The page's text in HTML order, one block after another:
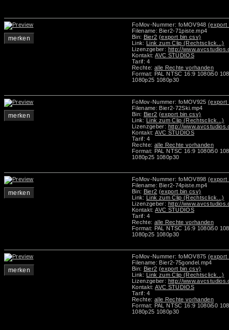
merken
FoMov-Nummer: foMOV948(export
Filename: Bier2-71piste.mp4
Bin: Bier2 (export bin csv)
Link: Link zum Clip (Rechtsclick...)
Lizenzgeber: http://
Kontakt:AVC STUDIOS
Tarif: 4
Rechte: alle Rechte vorhanden
Format: PAL NTSC 16:9 1080i50
1080p25 1080p30
merken
FoMov-Nummer: foMOV925(export
Filename: Bier2-72Ski.mp4
Bin: Bier2 (export bin csv)
Link: Link zum Clip (Rechtsclick...)
Lizenzgeber: http://
Kontakt:AVC STUDIOS
Tarif: 4
Rechte: alle Rechte vorhanden
Format: PAL NTSC 16:9 1080i50
1080p25 1080p30
merken
FoMov-Nummer: foMOV898(export
Filename: Bier2-74piste.mp4
Bin: Bier2 (export bin csv)
Link: Link zum Clip (Rechtsclick...)
Lizenzgeber: http://
Kontakt:AVC STUDIOS
Tarif: 4
Rechte: alle Rechte vorhanden
Format: PAL NTSC 16:9 1080i50
1080p25 1080p30
merken
FoMov-Nummer: foMOV875(export
Filename: Bier2-75gondel.mp4
Bin: Bier2 (export bin csv)
Link: Link zum Clip (Rechtsclick...)
Lizenzgeber: http://
Kontakt:AVC STUDIOS
Tarif: 4
Rechte: alle Rechte vorhanden
Format: PAL NTSC 16:9 1080i50
1080p25 1080p30